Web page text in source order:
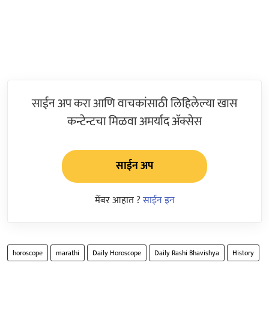
साईन अप करा आणि वाचकांसाठी लिहिलेल्या खास
कन्टेन्टचा मिळवा अमर्याद ॲक्सेस
साईन अप
मेंबर आहात ?साईन इन
horoscope marathi Daily Horoscope Daily Rashi Bhavishya History